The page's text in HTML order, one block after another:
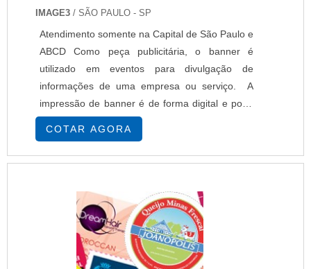
IMAGE3 / SÃO PAULO - SP
Atendimento somente na Capital de São Paulo e
ABCD Como peça publicitária, o banner é
utilizado em eventos para divulgação de
informações de uma empresa ou serviço. A
impressão de banner é de forma digital e pode
ser produzida de tamanhos variados, porém
depende muito qual será a finalidade na
utilização do banner. A impressão pode ser
Entre outros. Dos materiais citados, aquele que
é considera....
COTAR AGORA